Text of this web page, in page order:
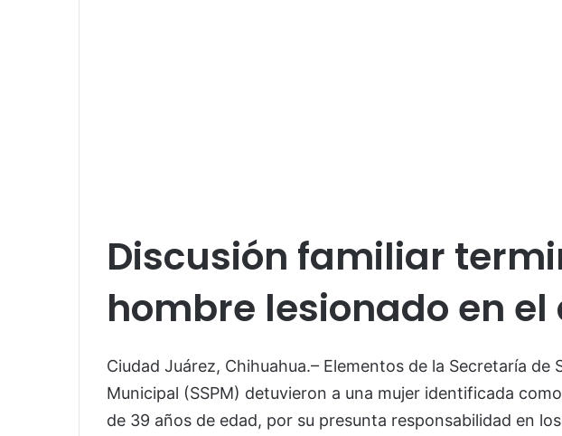
Discusión familiar
hombre lesionado en
Ciudad Juárez, Chihuahua.– Elementos de la Secretaría de
Municipal (SSPM) detuvieron a una mujer identificada
de 39 años de edad, por su presunta responsabilidad en